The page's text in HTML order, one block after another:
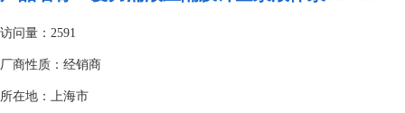
访问量：2591
厂商性质：经销商
所在地：上海市